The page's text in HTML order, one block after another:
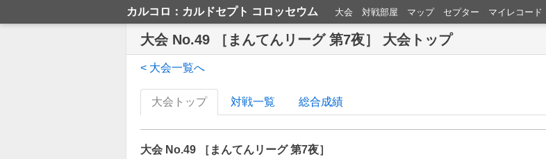
カルコロ：カルドセプト コロッセウム 大会 対戦部屋 マップ セプター マイレコード
大会 No.49 ［まんてんリーグ 第7夜］ 大会トップ
< 大会一覧へ
大会トップ 対戦一覧 総合成績
大会 No.49 ［まんてんリーグ 第7夜］